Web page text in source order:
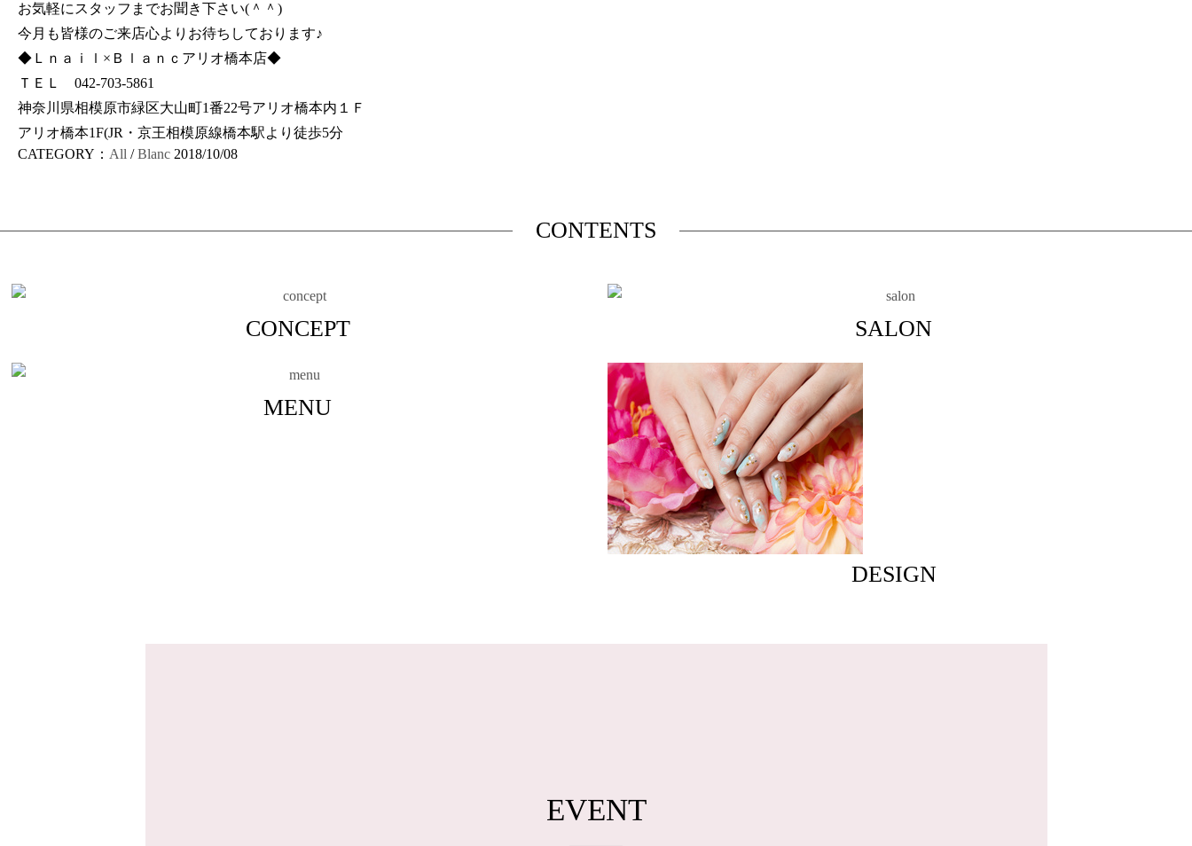
お気軽にスタッフまでお聞き下さい(＾＾)
今月も皆様のご来店心よりお待ちしております♪
◆Ｌｎａｉｌ×Ｂｌａｎｃアリオ橋本店◆
ＴＥＬ 042-703-5861
神奈川県相模原市緑区大山町1番22号アリオ橋本内１Ｆ
アリオ橋本1F(JR・京王相模原線橋本駅より徒歩5分
CATEGORY： All /Blanc 2018/10/08
CONTENTS
CONCEPT SALON
MENU
DESIGN
EVENT